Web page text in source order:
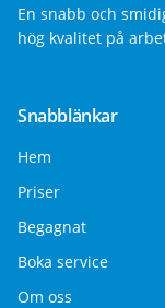
En snabb och
hög kvalitet på
Snabblänkar
Hem
Priser
Begagnat
Boka service
Om oss